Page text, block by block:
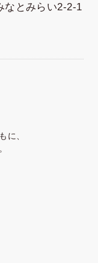
なとみらい2-2-1
に、